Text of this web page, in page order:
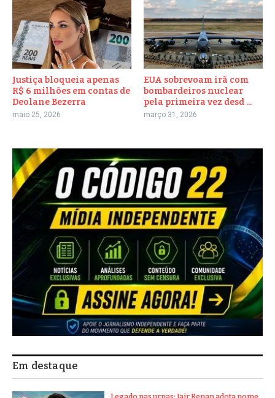
Justiça bloqueia apenas
R$ 6 milhões em contas de
Deolane Bezerra
maio 25, 2026
EUA sobrevoam irã com
bombardeiros nuclear
pela primeira vez desd ...
março 31, 2026
Em destaque